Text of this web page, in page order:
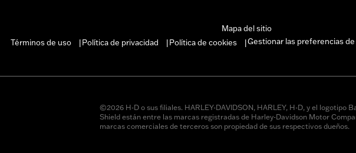
Mapa del sitio
Términos de uso
Política de privacidad Política de cookies Gestionar las preferencias
©2026 H-D o sus filiales. HARLEY-DAVIDSON, HARLEY, H-D, y el logotipo
Shield están entre las marcas registradas de Harley-Davidson Motor
marcas comerciales de terceros son propiedad de sus respectivos dueños.